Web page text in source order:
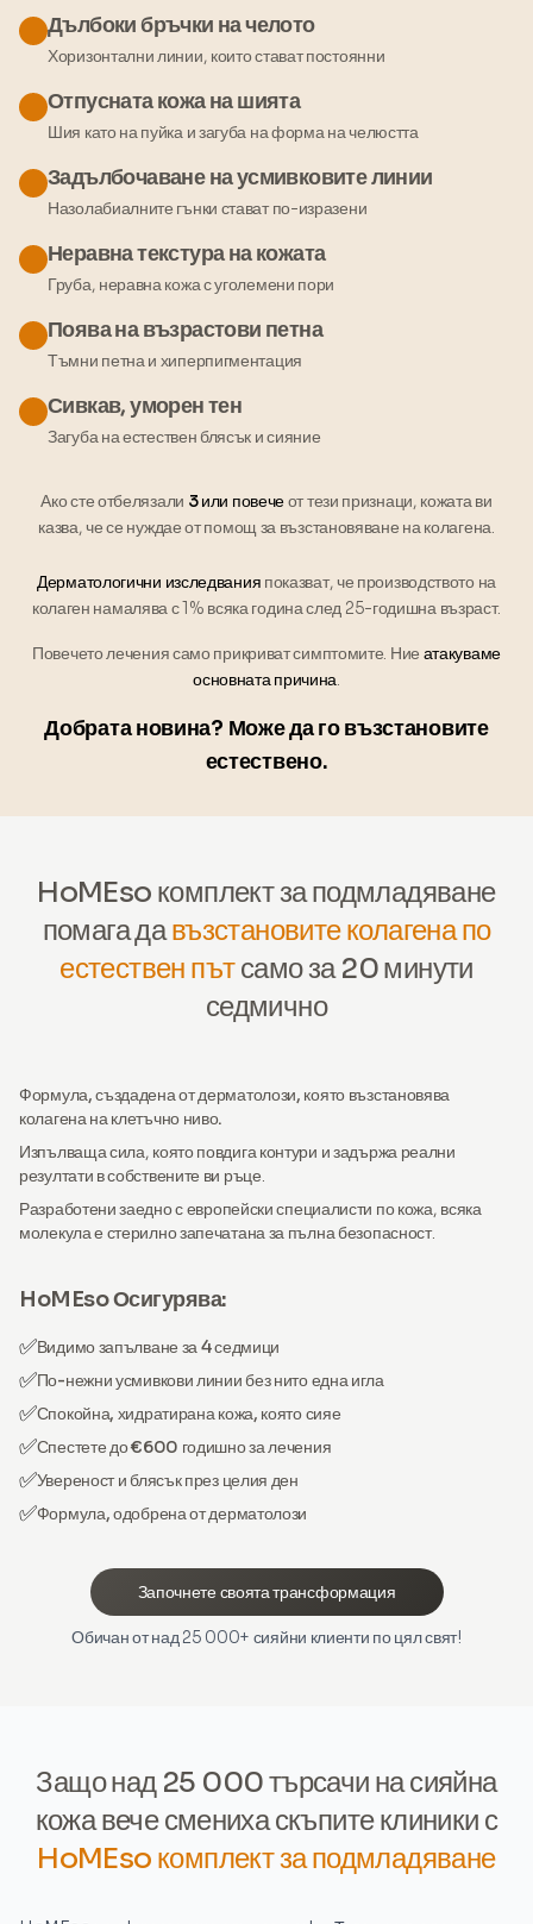
Дълбоки бръчки на челото
Хоризонтални линии, които стават постоянни
Отпусната кожа на шията
Шия като на пуйка и загуба на форма на челюстта
Задълбочаване на усмивковите линии
Назолабиалните гънки стават по-изразени
Неравна текстура на кожата
Груба, неравна кожа с уголемени пори
Поява на възрастови петна
Тъмни петна и хиперпигментация
Сивкав, уморен тен
Загуба на естествен блясък и сияние
Ако сте отбелязали 3 или повечеот тези признаци, кожата ви
казва, че се нуждае от помощ за възстановяване на колагена.
Дерматологични изследвания показват, че производството на
колаген намалява с 1% всяка година след 25-годишна възраст.
Повечето лечения само прикриват симптомите. Ние атакуваме
основната причина.
Добрата новина? Може да го възстановите
естествено.
HoMEso комплект за подмладяване
помага давъзстановите колагена по
естествен пътсамо за 20 минути
седмично
Формула, създадена от дерматолози, която възстановява
колагена на клетъчно ниво.
Изпълваща сила, която повдига контури и задържа реални
резултати в собствените ви ръце.
Разработени заедно севропейски специалисти по кожа, всяка
молекула е стерилно запечатана за пълна безопасност.
HoMEso Осигурява:
✅Видимо запълване за 4 седмици
✅По-нежни усмивкови линии без нито една игла
✅Спокойна, хидратирана кожа, която сияе
✅Спестете до €600 годишно за лечения
✅Увереност и блясък през целия ден
✅Формула, одобрена от дерматолози
Започнете своята трансформация
Обичан от над 25 000+ сияйни клиенти по цял свят!
Защо над 25 000 търсачи на сияйна
кожа вече смениха скъпите клиники с
HoMEso комплект за подмладяване